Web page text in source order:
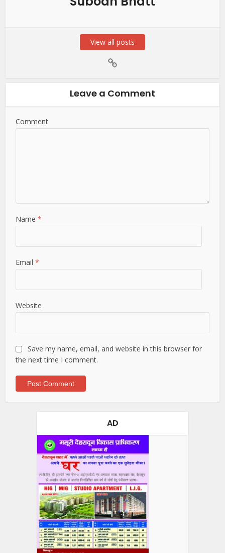
View all posts
Leave a Comment
Comment
Name*
Email*
Website
Save my name, email, and website in this browser for
the next time I comment.
AD